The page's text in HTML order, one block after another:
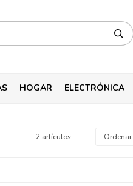
HOGAR ELECTRÓNICA
2 artículos